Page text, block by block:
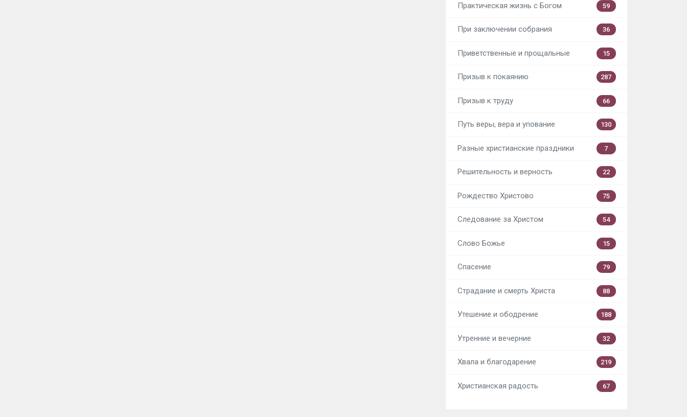
Практическая жизнь с Богом 59
При заключении собрания 36
Приветственные и прощальные 15
Призыв к покаянию 287
Призыв к труду 66
Путь веры, вера и упование 130
Разные христианские праздники 7
Решительность и верность 22
Рождество Христово 75
Следование за Христом 54
Слово Божье 15
Спасение 79
Страдание и смерть Христа 88
Утешение и ободрение 188
Утренние и вечерние 32
Хвала и благодарение 219
Христианская радость 67